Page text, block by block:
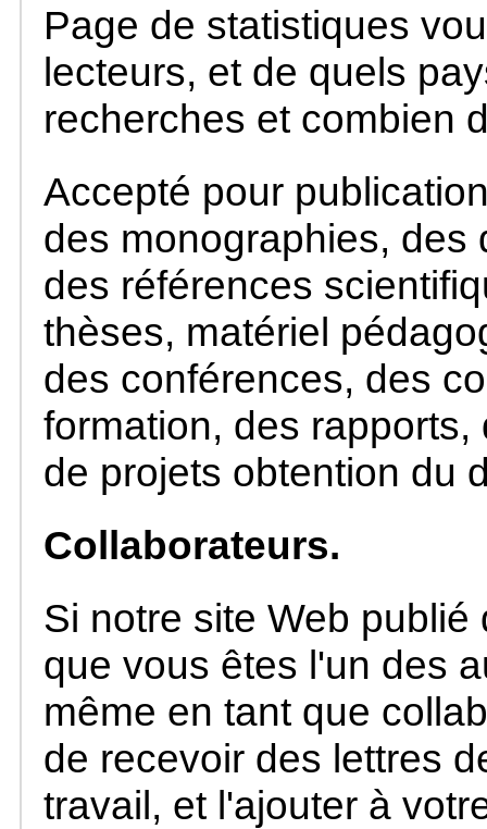
Page de statistiques
lecteurs, et de quels
recherches et combien
Accepté pour
des monographies, des
des références
thèses, matériel
des conférences, des
formation, des
de projets obtention du
Collaborateurs.
Si notre site Web
que vous êtes l'un des
même en tant que
de recevoir des lettres
travail, et l'ajouter à